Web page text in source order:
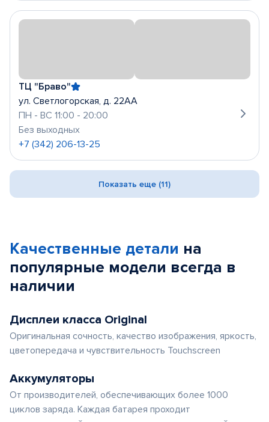
ТЦ "Браво"
ул. Светлогорская, д. 22АА
ПН - ВС 11:00 - 20:00
Без выходных
+7 (342) 206-13-25
Показать еще (11)
Качественные детали на
популярные модели всегда в
наличии
Дисплеи класса Original
Оригинальная сочность, качество изображения, яркость,
цветопередача и чувствительность Touchscreen
Аккумуляторы
От производителей, обеспечивающих более 1000
циклов заряда. Каждая батарея проходит